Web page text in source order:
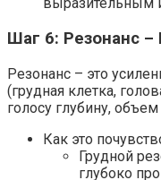
Шаг 6: Резонанс
Резонанс – это
(грудная клетка,
голосу глубину, объем
Как это
Грудной
глубоко